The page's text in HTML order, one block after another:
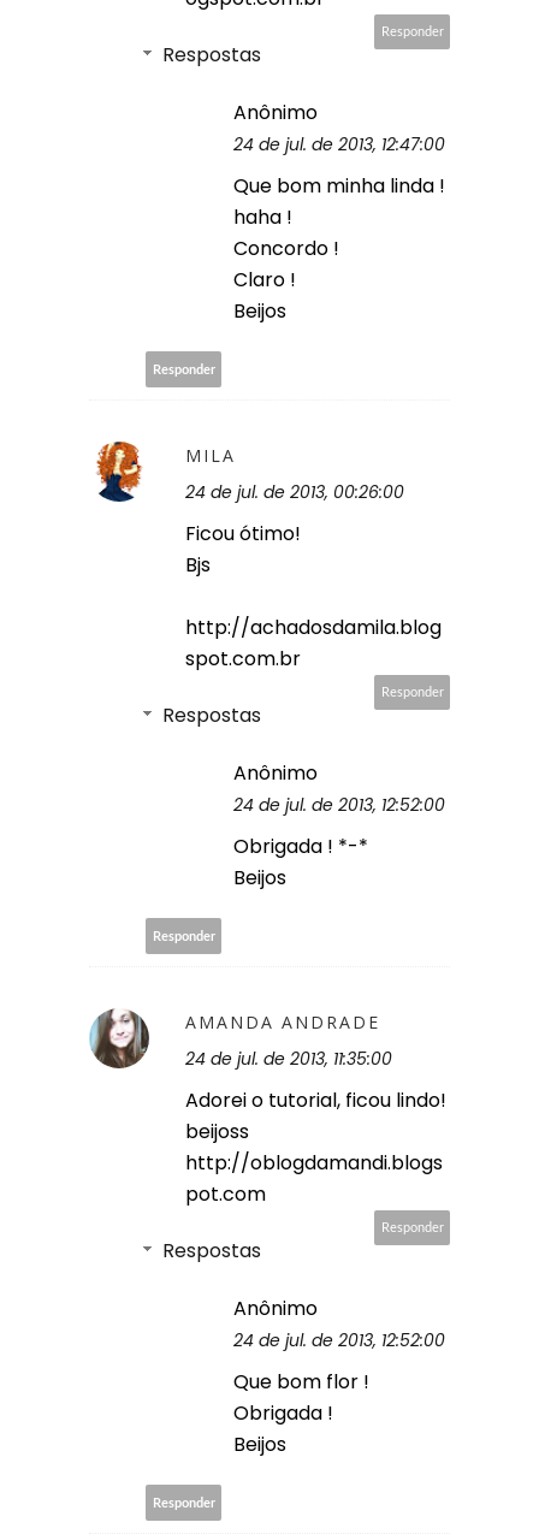
Responder
Respostas
Anônimo
24 de jul. de 2013, 12:47:00
Que bom minha linda !
haha !
Concordo !
Claro !
Beijos
Responder
MILA
24 de jul. de 2013, 00:26:00
Ficou ótimo!
Bjs
http://achadosdamila.blog
spot.com.br
Responder
Respostas
Anônimo
24 de jul. de 2013, 12:52:00
Obrigada ! *-*
Beijos
Responder
AMANDA ANDRADE
24 de jul. de 2013, 11:35:00
Adorei o tutorial, ficou lindo!
beijoss
http://oblogdamandi.blogs
pot.com
Responder
Respostas
Anônimo
24 de jul. de 2013, 12:52:00
Que bom flor !
Obrigada !
Beijos
Responder